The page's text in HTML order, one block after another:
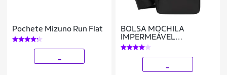
Pochete Mizuno Run Flat
BOLSA MOCHILA
IMPERMEÁVEL
TRANSVERSAL
CROSSBODY POCHETE
DE PEITO PORTÁTIL ALÇA
ÚNICA AJUSTÁVEL